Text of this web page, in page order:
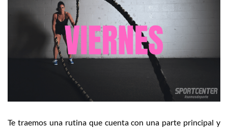
Te traemos una rutina que cuenta con una parte principal y